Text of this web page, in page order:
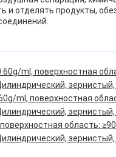
отделять продукты,
ml, поверхностная
ml, поверхностная
область: